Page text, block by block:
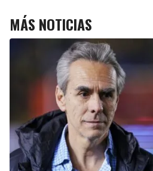
MÁS NOTICIAS